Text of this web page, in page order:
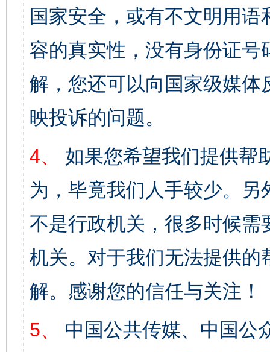
国家安全，或有不文明用
容的真实性，没有身份证
解，您还可以向国家级媒
映投诉的问题。
4、
如果您希望我们提供帮
为，毕竟我们人手较少。
不是行政机关，很多时候
机关。对于我们无法提供
解。感谢您的信任与关注！
5、
中国公共传媒、中国公